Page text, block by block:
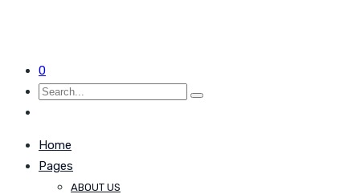
0
Home
Pages
ABOUT US